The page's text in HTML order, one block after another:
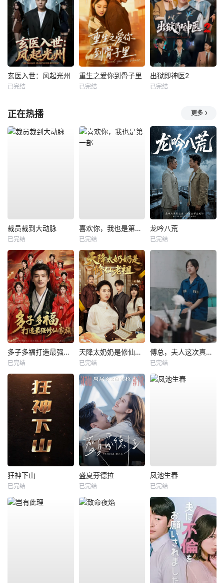
玄医入世：风起光州
已完结
重生之爱你到骨子里
已完结
出狱即神医2
已完结
正在热播 更多
裁员裁到大动脉
已完结
喜欢你，我也是第一部
已完结
龙吟八荒
已完结
多子多福打造最强修仙家族
已完结
天降太奶奶是修仙老祖
已完结
傅总，夫人这次真的死了
已完结
狂神下山
已完结
盛夏芬德拉
已完结
凤池生春
已完结